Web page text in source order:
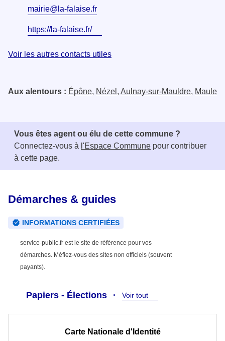
mairie@la-falaise.fr
https://la-falaise.fr/
Voir les autres contacts utiles
Aux alentours : Épône, Nézel , Aulnay-sur-Mauldre, Maule
Vous êtes agent ou élu de cette commune ?
Connectez-vous à l'Espace Commune pour contribuer
à cette page.
Démarches & guides
INFORMATIONS CERTIFIÉES
service-public.fr est le site de référence pour vos
démarches. Méfiez-vous des sites non officiels (souvent
payants).
Papiers - Élections Voir tout
Carte Nationale d'Identité